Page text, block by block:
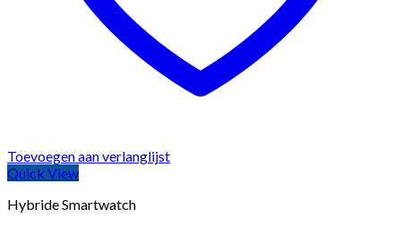
Toevoegen aan verlanglijst
Quick View
Hybride Smartwatch